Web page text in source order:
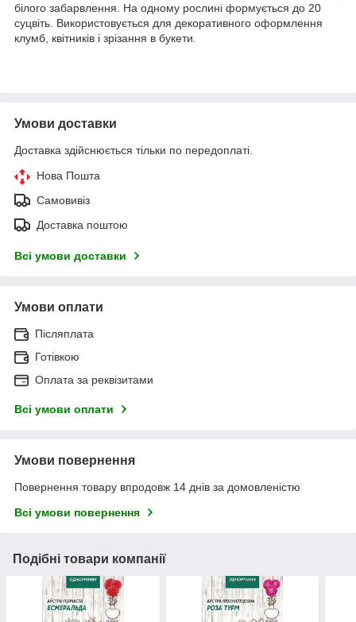
білого забарвлення. На одному рослині формується до 20
суцвіть. Використовується для декоративного оформлення
клумб, квітників і зрізання в букети.
Умови доставки
Доставка здійснюється тільки по передоплаті.
Нова Пошта
Самовивіз
Доставка поштою
Всі умови доставки
Умови оплати
Післяплата
Готівкою
Оплата за реквізитами
Всі умови оплати
Умови повернення
Повернення товару впродовж 14 днів за домовленістю
Всі умови повернення
Подібні товари компанії